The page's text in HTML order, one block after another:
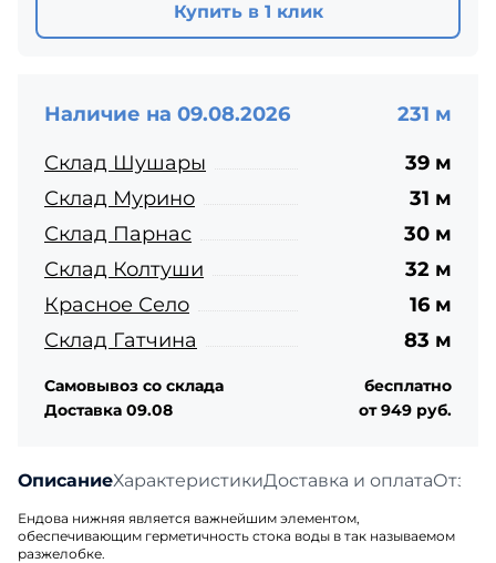
ОписаниеХарактеристикиДоставка и оплата
Ендова нижняя является важнейшим элементом,
обеспечивающим герметичность стока воды в так называемом
разжелобке.
Купить в 1 клик
Наличие на 09.08.2026
231 м
Склад Шушары
39 м
Склад Мурино
31 м
Склад Парнас
30 м
Склад Колтуши
32 м
Красное Село
16 м
Склад Гатчина
83 м
Самовывоз со склада
бесплатно
Доставка 09.08
от 949 руб.